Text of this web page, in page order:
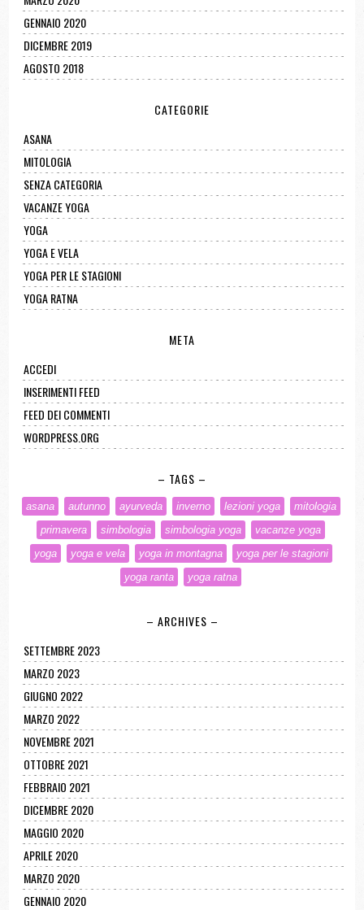
GENNAIO 2020
DICEMBRE 2019
AGOSTO 2018
CATEGORIE
ASANA
MITOLOGIA
SENZA CATEGORIA
VACANZE YOGA
YOGA
YOGA E VELA
YOGA PER LE STAGIONI
YOGA RATNA
META
ACCEDI
INSERIMENTI FEED
FEED DEI COMMENTI
WORDPRESS.ORG
– TAGS –
asana autunno ayurveda inverno lezioni yoga
mitologia
primavera
simbologia simbologia yoga
vacanze yoga
yoga
yoga e vela yoga in montagna
yoga per le stagioni
yoga ranta
yoga ratna
– ARCHIVES –
SETTEMBRE 2023
MARZO 2023
GIUGNO 2022
MARZO 2022
NOVEMBRE 2021
OTTOBRE 2021
FEBBRAIO 2021
DICEMBRE 2020
MAGGIO 2020
APRILE 2020
MARZO 2020
GENNAIO 2020